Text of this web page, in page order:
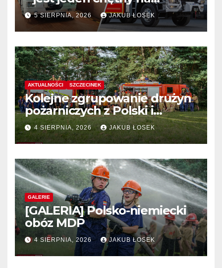
dostawę
5 SIERPNIA, 2026 JAKUB ŁOSEK
AKTUALNOŚCI SZCZECINEK
Kolejne zgrupowanie drużyn
pożarniczych z Polski i
Niemiec w regionie
4 SIERPNIA, 2026 JAKUB ŁOSEK
GALERIE
[GALERIA] Polsko-niemiecki
obóz MDP
4 SIERPNIA, 2026 JAKUB ŁOSEK